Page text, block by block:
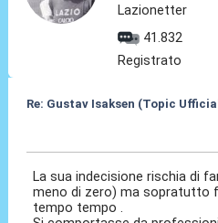
Lazionetter
41.832
Registrato
Re: Gustav Isaksen (Topic
La sua indecisione rischia di
meno di zero) ma sopratutto
tempo tempo .